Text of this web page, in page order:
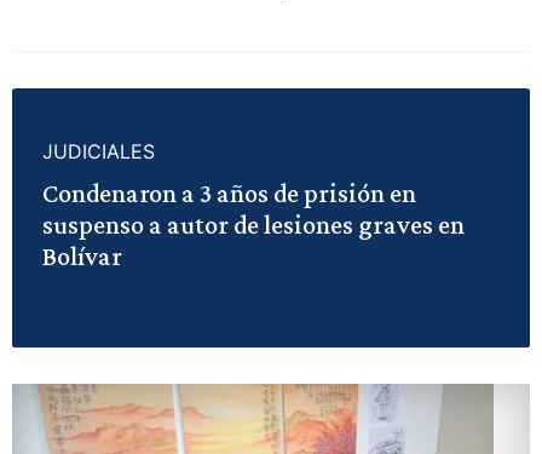
JUDICIALES
Condenaron a 3 años de prisión en
suspenso a autor de lesiones graves en
Bolívar